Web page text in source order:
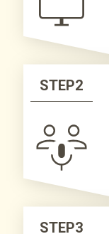
STEP2
STEP3